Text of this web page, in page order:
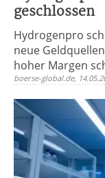
geschlossen
Hydrogenpro
neue
hoher Margen
boerse-global.de,